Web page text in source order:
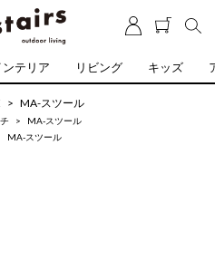
ンテリア リビング キッズ
MA-スツール
MA-スツール
MA-スツール